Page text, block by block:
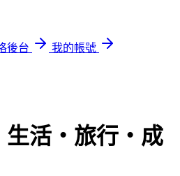
後台
我的帳號
活・旅行・成